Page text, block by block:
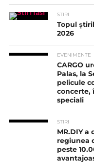
STIRI
Topul
2026
EVENIMENTE
CARGO
Palas, la
pelicule
concerte,
speciali
STIRI
MR.DIY
regiunea
peste